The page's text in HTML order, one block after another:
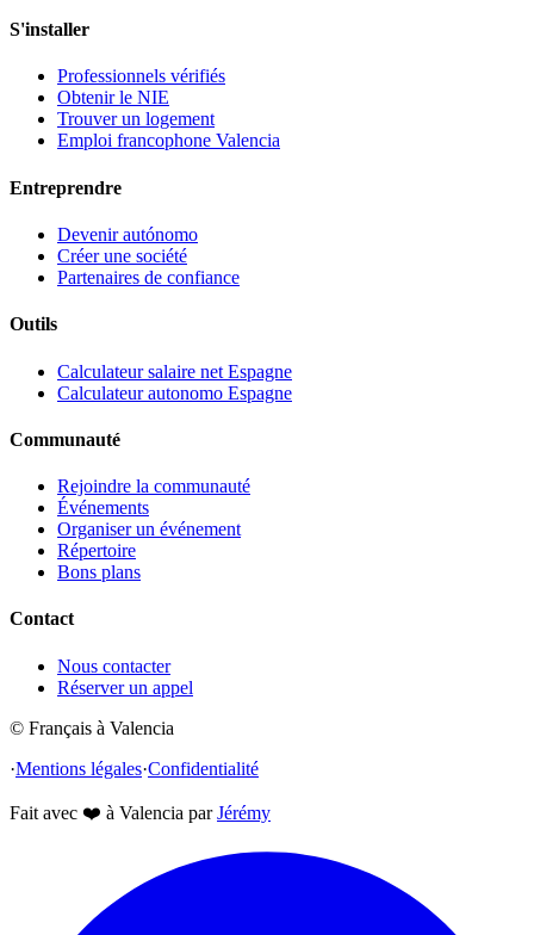
S'installer
Professionnels vérifiés
Obtenir le NIE
Trouver un logement
Emploi francophone Valencia
Entreprendre
Devenir autónomo
Créer une société
Partenaires de confiance
Outils
Calculateur salaire net Espagne
Calculateur autonomo Espagne
Communauté
Rejoindre la communauté
Événements
Organiser un événement
Répertoire
Bons plans
Contact
Nous contacter
Réserver un appel
© Français à Valencia
·Mentions légales·Confidentialité
Fait avec ❤️ à Valencia par Jérémy